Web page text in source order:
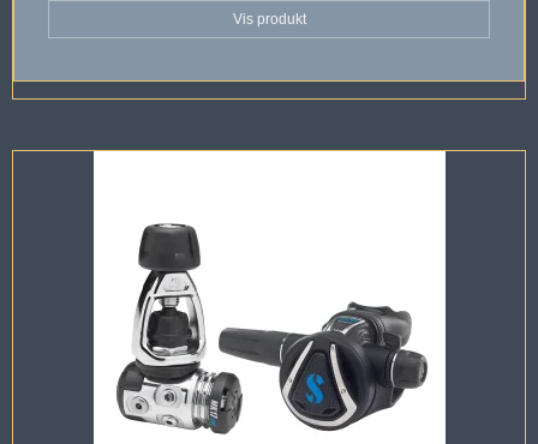
Vis produkt